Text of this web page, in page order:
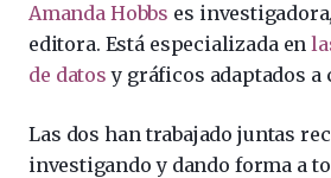
Amanda Hobbs es
editora. Está especializada en
de datos y gráficos adaptados
Las dos han trabajado juntas
investigando y dando forma a